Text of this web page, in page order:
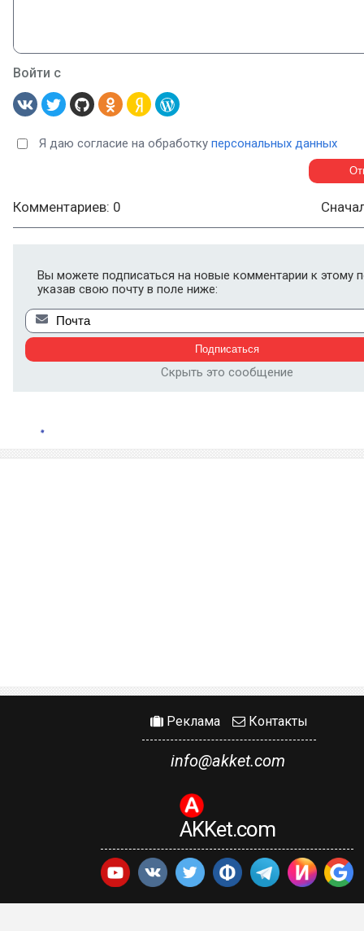
Войти с
Я даю согласие на обработку персональных данных
Комментариев: 0
Вы можете подписаться на новые комментарии к этому
указав свою почту в поле ниже:
Скрыть это сообщение
Реклама Контакты
info@akket.com
AKKet.com